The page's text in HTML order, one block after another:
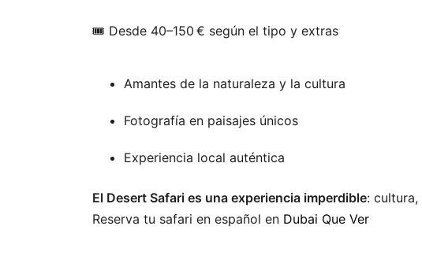
🎟️ Desde 40–150 € según el tipo y extras
Amantes de la naturaleza y la cultura
Fotografía en paisajes únicos
Experiencia local auténtica
El Desert Safari es una experiencia imperdible:
Reserva tu safari en español en Dubai Que Ver